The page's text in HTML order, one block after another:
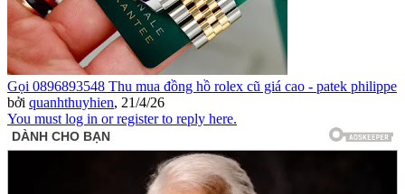
Gọi 0896893548 Thu mua đồng hồ rolex cũ giá cao - patek philippe
bởi quanhthuyhien, 21/4/26
You must log in or register to reply here.